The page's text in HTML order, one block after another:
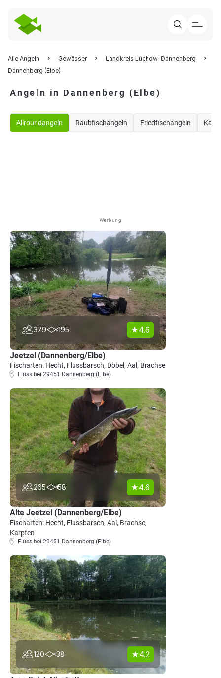
Alle Angeln Gewässer
Landkreis Lüchow-Dannenberg
Dannenberg (Elbe)
Angeln in Dannenberg (Elbe)
Allroundangeln Raubfischangeln Friedfischangeln
Werbung
379 195 4.6
Jeetzel (Dannenberg/Elbe)
Fischarten: Hecht, Flussbarsch, Döbel, Aal, Brachse
Fluss bei 29451 Dannenberg (Elbe)
265 58 4.6
Alte Jeetzel (Dannenberg/Elbe)
Fischarten: Hecht, Flussbarsch, Aal, Brachse,
Karpfen
Fluss bei 29451 Dannenberg (Elbe)
120 38 4.2